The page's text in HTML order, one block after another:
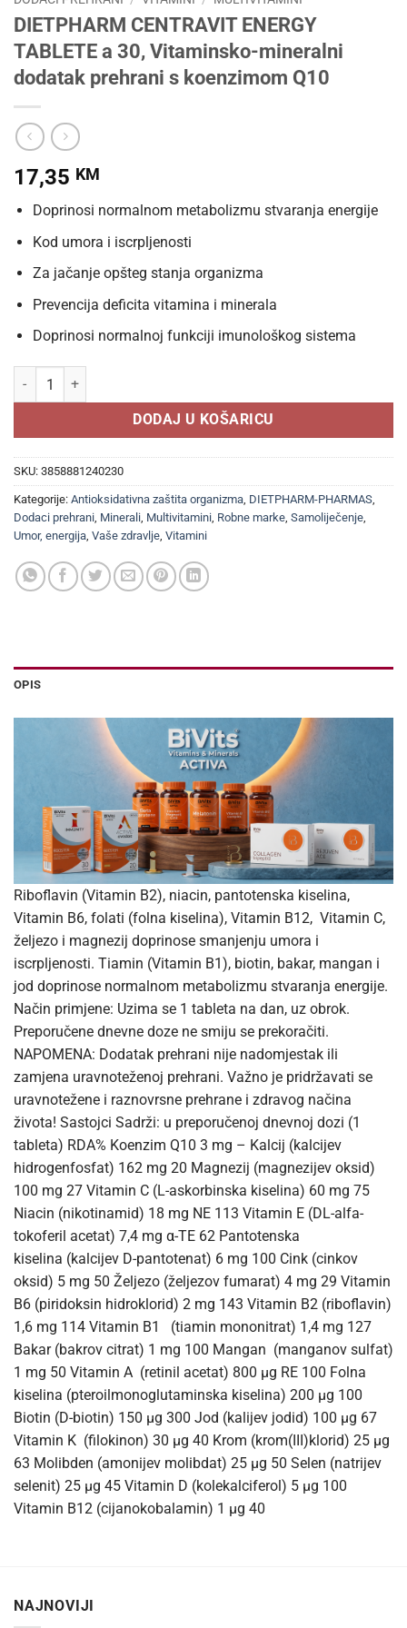
DIETPHARM CENTRAVIT ENERGY
TABLETE a 30, Vitaminsko-mineralni
dodatak prehrani s koenzimom Q10
17,35 KM
Doprinosi normalnom metabolizmu stvaranja energije
Kod umora i iscrpljenosti
Za jačanje opšteg stanja organizma
Prevencija deficita vitamina i minerala
Doprinosi normalnoj funkciji imunološkog sistema
DIETPHARM CENTRAVIT ENERGY TABLETE a 30, Vitaminsko-
DODAJ U KOŠARICU
SKU: 3858881240230
Kategorije: Antioksidativna zaštita organizma, DIETPHARM-PHARMAS,
Dodaci prehrani, Minerali, Multivitamini, Robne marke, Samoliječenje,
Umor, energija, Vaše zdravlje, Vitamini
OPIS
Riboflavin (Vitamin B2), niacin, pantotenska kiselina,
Vitamin B6, folati (folna kiselina), Vitamin B12, Vitamin C,
željezo i magnezij doprinose smanjenju umora i
iscrpljenosti. Tiamin (Vitamin B1), biotin, bakar, mangan i
jod doprinose normalnom metabolizmu stvaranja energije.
Način primjene: Uzima se 1 tableta na dan, uz obrok.
Preporučene dnevne doze ne smiju se prekoračiti.
NAPOMENA: Dodatak prehrani nije nadomjestak ili
zamjena uravnoteženoj prehrani. Važno je pridržavati se
uravnotežene i raznovrsne prehrane i zdravog načina
života! Sastojci Sadrži: u preporučenoj dnevnoj dozi (1
tableta) RDA% Koenzim Q10 3 mg – Kalcij (kalcijev
hidrogenfosfat) 162 mg 20 Magnezij (magnezijev oksid)
100 mg 27 Vitamin C (L-askorbinska kiselina) 60 mg 75
Niacin (nikotinamid) 18 mg NE 113 Vitamin E (DL-alfa-
tokoferil acetat) 7,4 mg α-TE 62 Pantotenska
kiselina (kalcijev D-pantotenat) 6 mg 100 Cink (cinkov
oksid) 5 mg 50 Željezo (željezov fumarat) 4 mg 29 Vitamin
B6 (piridoksin hidroklorid) 2 mg 143 Vitamin B2 (riboflavin)
1,6 mg 114 Vitamin B1 (tiamin mononitrat) 1,4 mg 127
Bakar (bakrov citrat) 1 mg 100 Mangan (manganov sulfat)
1 mg 50 Vitamin A (retinil acetat) 800 μg RE 100 Folna
kiselina (pteroilmonoglutaminska kiselina) 200 μg 100
Biotin (D-biotin) 150 μg 300 Jod (kalijev jodid) 100 μg 67
Vitamin K (filokinon) 30 μg 40 Krom (krom(III)klorid) 25 μg
63 Molibden (amonijev molibdat) 25 μg 50 Selen (natrijev
selenit) 25 μg 45 Vitamin D (kolekalciferol) 5 μg 100
Vitamin B12 (cijanokobalamin) 1 μg 40
NAJNOVIJI